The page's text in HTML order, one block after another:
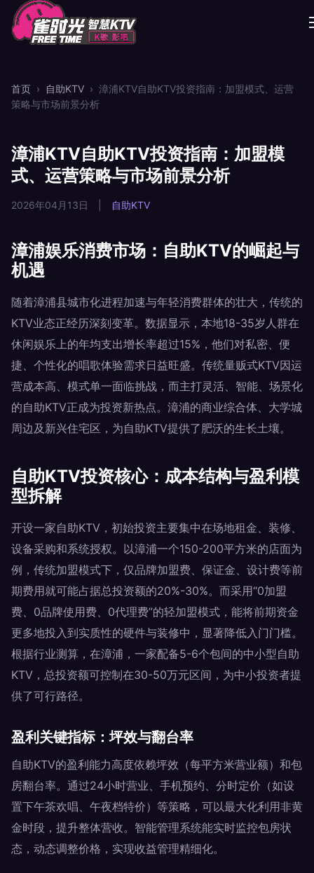
首页 › 自助KTV › 漳浦KTV自助KTV投资指南：加盟模式、运营
策略与市场前景分析
漳浦KTV自助KTV投资指南：加盟模
式、运营策略与市场前景分析
2026年04月13日 自助KTV
漳浦娱乐消费市场：自助KTV的崛起与
机遇
随着漳浦县城市化进程加速与年轻消费群体的壮大，传统的
KTV业态正经历深刻变革。数据显示，本地18-35岁人群在
休闲娱乐上的年均支出增长率超过15%，他们对私密、便
捷、个性化的唱歌体验需求日益旺盛。传统量贩式KTV因运
营成本高、模式单一面临挑战，而主打灵活、智能、场景化
的自助KTV正成为投资新热点。漳浦的商业综合体、大学城
周边及新兴住宅区，为自助KTV提供了肥沃的生长土壤。
自助KTV投资核心：成本结构与盈利模
型拆解
开设一家自助KTV，初始投资主要集中在场地租金、装修、
设备采购和系统授权。以漳浦一个150-200平方米的店面为
例，传统加盟模式下，仅品牌加盟费、保证金、设计费等前
期费用就可能占据总投资额的20%-30%。而采用“0加盟
费、0品牌使用费、0代理费”的轻加盟模式，能将前期资金
更多地投入到实质性的硬件与装修中，显著降低入门门槛。
根据行业测算，在漳浦，一家配备5-6个包间的中小型自助
KTV，总投资额可控制在30-50万元区间，为中小投资者提
供了可行路径。
盈利关键指标：坪效与翻台率
自助KTV的盈利能力高度依赖坪效（每平方米营业额）和包
房翻台率。通过24小时营业、手机预约、分时定价（如设
置下午茶欢唱、午夜档特价）等策略，可以最大化利用非黄
金时段，提升整体营收。智能管理系统能实时监控包房状
态，动态调整价格，实现收益管理精细化。